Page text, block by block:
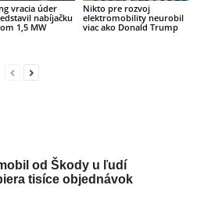
vracia úder
nabíjačku
1,5 MW
Nikto pre rozvoj
elektromobility neurobil
viac ako Donald Trump